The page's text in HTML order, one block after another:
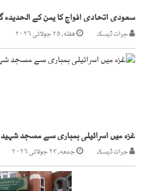
جرات ڈیسک هفته, ۲۵ جولائی ۲۰۲۶
غزہ میں اسرائیلی بمباری سے مسجد
جرات ڈیسک جمعه, ۲۴ جولائی ۲۰۲۶